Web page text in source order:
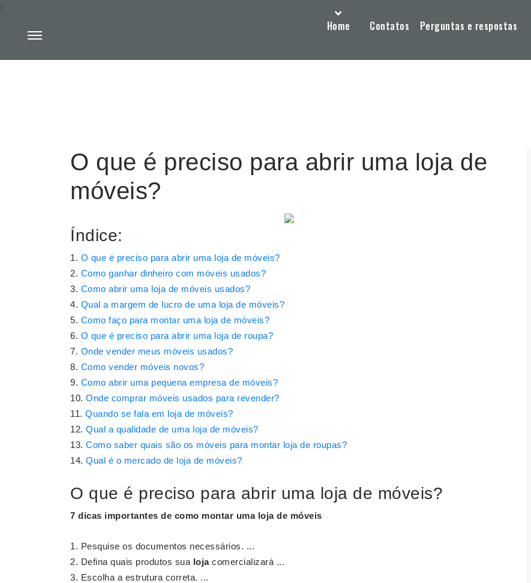
Home Contatos Perguntas e respostas
:
O que é preciso para abrir uma loja de
móveis?
Índice:
O que é preciso para abrir uma loja de móveis?
Como ganhar dinheiro com móveis usados?
Como abrir uma loja de móveis usados?
Qual a margem de lucro de uma loja de móveis?
Como faço para montar uma loja de móveis?
O que é preciso para abrir uma loja de roupa?
Onde vender meus móveis usados?
Como vender móveis novos?
Como abrir uma pequena empresa de móveis?
Onde comprar móveis usados para revender?
Quando se fala em loja de móveis?
Qual a qualidade de uma loja de móveis?
Como saber quais são os móveis para montar loja de roupas?
Qual é o mercado de loja de móveis?
O que é preciso para abrir uma loja de móveis?
7 dicas importantes de como montar uma loja de móveis
Pesquise os documentos necessários. ...
Defina quais produtos sua lojacomercializará ...
Escolha a estrutura correta. ...